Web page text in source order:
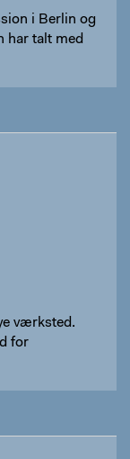
i Berlin og
har talt med
værksted.
for